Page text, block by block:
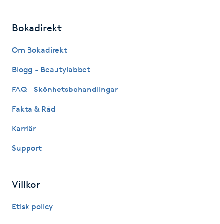
IPL hårborttagning
IR-massage
Japansk massage
K18
Katun fransar
Kemisk peeling
Keratinbehandling
Bokadirekt
Om Bokadirekt
Blogg - Beautylabbet
FAQ - Skönhetsbehandlingar
Fakta & Råd
Karriär
Support
Villkor
Etisk policy